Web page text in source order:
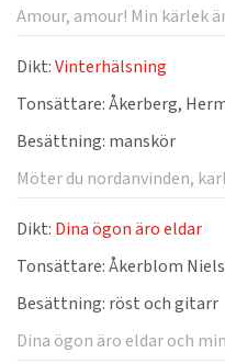
Amour, amour! Min kärlek
Dikt:Vinterhälsning
Tonsättare:Åkerberg,
Besättning: manskör
Möter du nordanvinden, karl
Dikt: Dina ögon äro eldar
Tonsättare:Åkerblom
Besättning: röst och gitarr
Dina ögon äro eldar och